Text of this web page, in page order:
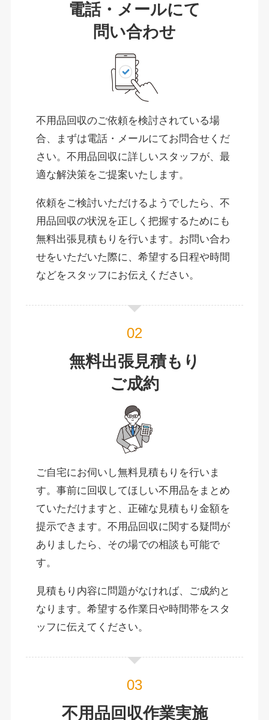
電話・メールにて
問い合わせ
不用品回収のご依頼を検討されている場
合、まずは電話・メールにてお問合せくだ
さい。不用品回収に詳しいスタッフが、最
適な解決策をご提案いたします。
依頼をご検討いただけるようでしたら、不
用品回収の状況を正しく把握するためにも
無料出張見積もりを行います。お問い合わ
せをいただいた際に、希望する日程や時間
などをスタッフにお伝えください。
無料出張見積もり
ご成約
ご自宅にお伺いし無料見積もりを行いま
す。事前に回収してほしい不用品をまとめ
ていただけますと、正確な見積もり金額を
提示できます。不用品回収に関する疑問が
ありましたら、その場での相談も可能で
す。
見積もり内容に問題がなければ、ご成約と
なります。希望する作業日や時間帯をスタ
ッフに伝えてください。
不用品回収作業実施